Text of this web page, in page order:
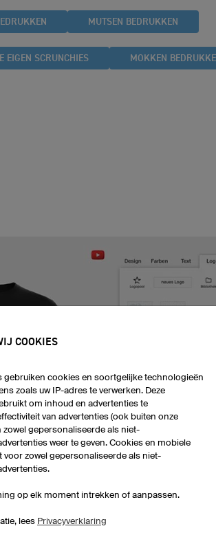
MUTSEN BEDRUKKEN
EIGEN SCRUNCHIES MOKKEN
COOKIES
gebruiken cookies en soortgelijke technologieën
zoals uw IP-adres te verwerken. Deze
om inhoud en advertenties te
van advertenties (ook buiten onze
zowel gepersonaliseerde als niet-
weer te geven. Cookies en mobiele
voor zowel gepersonaliseerde als niet-
op elk moment intrekken of aanpassen.
lees Privacyverklaring